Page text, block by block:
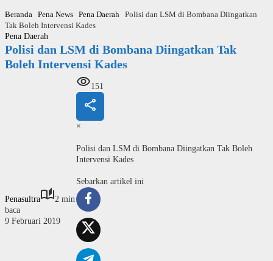
ke
konten
Beranda Pena News Pena Daerah
Polisi dan LSM di Bombana Diingatkan
Tak Boleh Intervensi Kades
Pena Daerah
Polisi dan LSM di Bombana Diingatkan Tak
Boleh Intervensi Kades
Penasultra
2 min
baca
9 Februari 2019
151
×
Polisi dan LSM di Bombana Diingatkan Tak Boleh
Intervensi Kades
Sebarkan artikel ini